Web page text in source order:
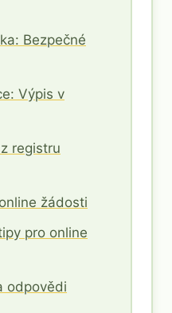
Bezpečné
Výpis v
registru
žádosti
pro online
odpovědi